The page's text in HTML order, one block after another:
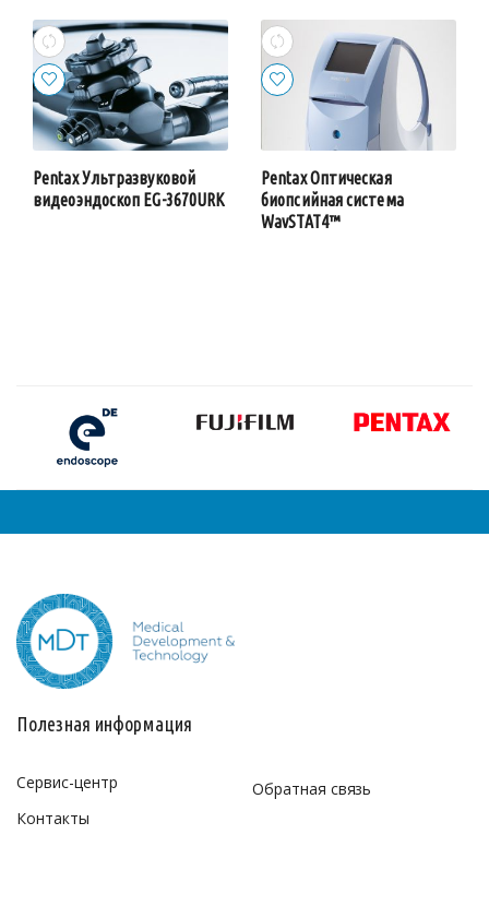
Pentax Ультразвуковой
видеоэндоскоп EG-3670URK
Pentax Оптическая
биопсийная система
WavSTAT4™
Полезная информация
Сервис-центр
Контакты
Обратная связь